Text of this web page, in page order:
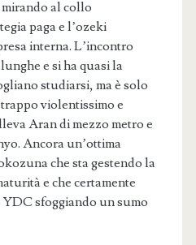
mirando al collo
paga e l’ozeki
interna. L’incontro
e si ha quasi la
studiarsi, ma è solo
violentissimo e
Aran di mezzo metro e
Ancora un’ottima
che sta gestendo la
e che certamente
sfoggiando un sumo